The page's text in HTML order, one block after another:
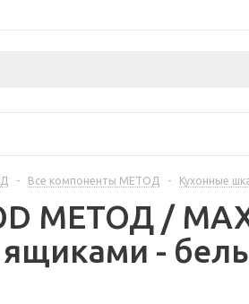
- Все компоненты МЕТОД - Кухонные
МЕТОД /
-